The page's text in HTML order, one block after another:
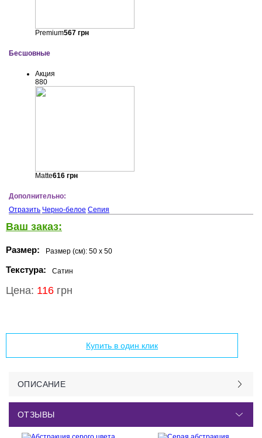
Premium567грн
Бесшовные
Акция
880
Matte616грн
Дополнительно:
Отразить Черно-белое Сепия
Ваш заказ:
Размер: Размер (см): 50 x 50
Текстура: Сатин
Цена: 116 грн
Купить в один клик
ОПИСАНИЕ
ОТЗЫВЫ